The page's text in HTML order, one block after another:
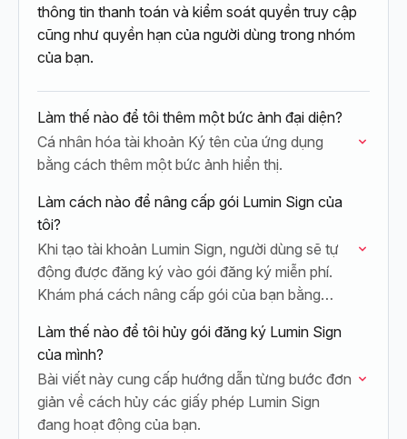
thông tin thanh toán và kiểm soát quyền truy cập
cũng như quyền hạn của người dùng trong nhóm
của bạn.
Làm thế nào để tôi thêm một bức ảnh đại diện?
Cá nhân hóa tài khoản Ký tên của ứng dụng
bằng cách thêm một bức ảnh hiển thị.
Làm cách nào để nâng cấp gói Lumin Sign của
tôi?
Khi tạo tài khoản Lumin Sign, người dùng sẽ tự
động được đăng ký vào gói đăng ký miễn phí.
Khám phá cách nâng cấp gói của bạn bằng
Làm thế nào để tôi hủy gói đăng ký Lumin Sign
của mình?
Bài viết này cung cấp hướng dẫn từng bước đơn
giản về cách hủy các giấy phép Lumin Sign
đang hoạt động của bạn.